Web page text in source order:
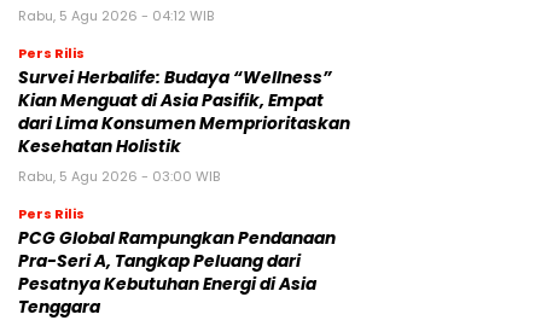
Rabu, 5 Agu 2026 - 04:12 WIB
Pers Rilis
Survei Herbalife: Budaya “Wellness”
Kian Menguat di Asia Pasifik, Empat
dari Lima Konsumen Memprioritaskan
Kesehatan Holistik
Rabu, 5 Agu 2026 - 03:00 WIB
Pers Rilis
PCG Global Rampungkan Pendanaan
Pra-Seri A, Tangkap Peluang dari
Pesatnya Kebutuhan Energi di Asia
Tenggara